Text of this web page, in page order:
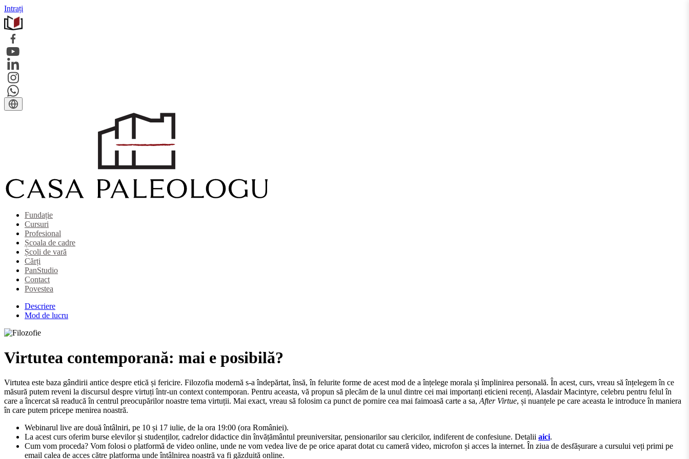
Intrați
Fundație
Cursuri
Profesional
Școala de cadre
Școli de vară
Cărți
PanStudio
Contact
Povestea
Descriere
Mod de lucru
Virtutea contemporană: mai e posibilă?
Virtutea este baza gândirii antice despre etică și fericire. Filozofia modernă s-a îndepărtat, însă, în felurite forme de acest mod de a înțelege morala și împlinirea personală. În acest, curs, vreau să înțelegem în ce
măsură putem reveni la discursul despre virtuți într-un context contemporan. Pentru aceasta, vă propun să plecăm de la unul dintre cei mai importanți eticieni recenți, Alasdair Macintyre, celebru pentru felul în
care a încercat să readucă în centrul preocupărilor noastre tema virtuții. Mai exact, vreau să folosim ca punct de pornire cea mai faimoasă carte a sa, After Virtue, și nuanțele pe care aceasta le introduce în maniera
în care putem pricepe menirea noastră.
Webinarul live are două întâlniri, pe 10 și 17 iulie, de la ora 19:00 (ora României).
La acest curs oferim burse elevilor și studenților, cadrelor didactice din învățământul preuniversitar, pensionarilor sau clericilor, indiferent de confesiune. Detalii aici.
Cum vom proceda? Vom folosi o platformă de video online, unde ne vom vedea live de pe orice aparat dotat cu cameră video, microfon și acces la internet. În ziua de desfășurare a cursului veți primi pe
email calea de acces către platforma unde întâlnirea noastră va fi găzduită online.